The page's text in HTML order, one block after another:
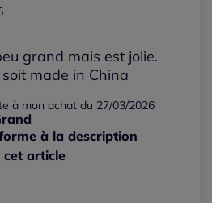
grand mais est jolie.
made in China
à mon achat du 27/03/2026
à la description
cet article